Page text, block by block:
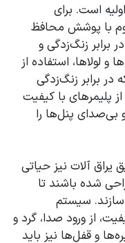
است. برای
با پوشش محافظ
برابر زنگ‌زدگی و
و لولاها، استفاده از
برابر زنگ‌زدگی
پلیمرهای با کیفیت
بی‌صدای پنل‌ها را
آلات نیز حیاتی
شده باشند تا
سیستم
از ورود صدا، گرد و
و قفل‌ها نیز باید